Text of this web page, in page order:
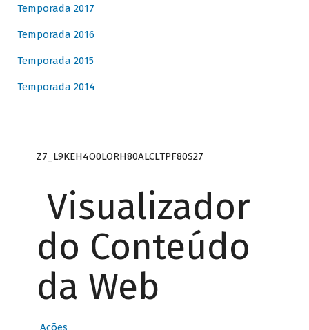
Temporada 2017
Temporada 2016
Temporada 2015
Temporada 2014
Z7_L9KEH4O0LORH80ALCLTPF80S27
Visualizador
do Conteúdo
da Web